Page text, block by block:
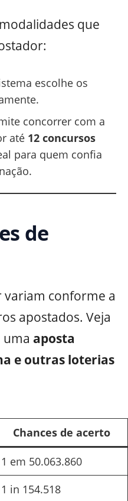
que
escolhe os
concorrer com a
até 12 concursos
para quem confia
de
variam conforme a
apostados. Veja
uma aposta
e outras loterias
Chances de acerto
1 em 50.063.860
1 in 154.518